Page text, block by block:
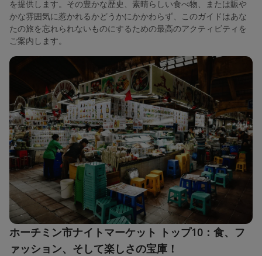
を提供します。その豊かな歴史、素晴らしい食べ物、または賑や
かな雰囲気に惹かれるかどうかにかかわらず、このガイドはあな
たの旅を忘れられないものにするための最高のアクティビティを
ご案内します。
ホーチミン市ナイトマーケット トップ10：食、フ
ァッション、そして楽しさの宝庫！